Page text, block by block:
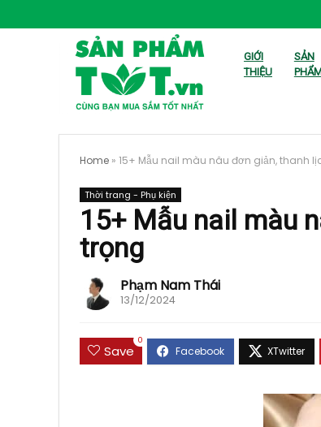
GIỚI
THIỆU
SẢN
Home » 15+ Mẫu nail màu nâu đơn giản, thanh
Thời trang - Phụ kiện
15+ Mẫu nail màu
trọng
Phạm Nam Thái
13/12/2024
Save
0